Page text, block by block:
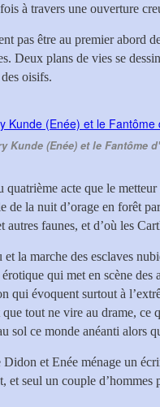
à travers une ouverture
pas être au premier abord
Deux plans de vies se
oisifs.
Kunde (Enée) et le Fantôme
quatrième acte que le
de la nuit d’orage en forêt
autres faunes, et d’où les
la marche des esclaves
qui met en scène des
qui évoquent surtout à
tout ne vire au drame, ce
sol ce monde anéanti alors
et Enée ménage un
et seul un couple